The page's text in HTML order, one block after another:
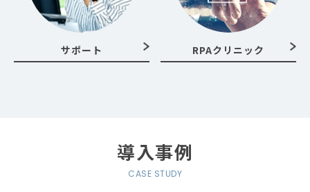
サポート RPAクリニック
導入事例